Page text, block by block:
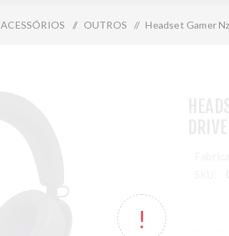
ACESSÓRIOS / OUTROS / Headset Gamer